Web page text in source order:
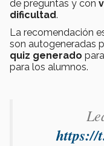
de preguntas y con
dificultad.
La recomendación
son autogeneradas
quiz generado
para los alumnos.
https://